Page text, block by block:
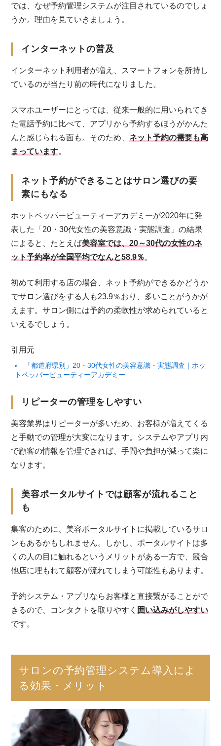
では、なぜ予約管理システムが注目されているのでしょ
うか。理由を見ていきましょう。
インターネットの普及
インターネット利用者が増え、スマートフォンを所持し
ているのが当たり前の時代になりました。
スマホユーザーにとっては、従来一般的に用いられてき
た電話予約に比べて、アプリから予約するほうがかんた
んと感じられる面も。そのため、ネット予約の需要も高
まっています。
ネット予約ができることはサロン選びの要
素にもなる
ホットペッパービューティーアカデミーが2020年に発
表した「20・30代女性の美容意識・実態調査」の結果
によると、たとえば美容室では、20～30代の女性のネ
ット予約率が全国平均でなんと58.9％ 。
初めて利用する店の場合、ネット予約ができるかどうか
でサロン選びをする人も23.9％おり、多いことがうかが
えます。サロン側には予約の柔軟性が求められていると
いえるでしょう。
引用元
「都道府県別」20・30代女性の美容意識・実態調査｜ホッ
トペッパービューティーアカデミー
リピーターの管理をしやすい
美容業界はリピーターが多いため、お客様が増えてくる
と手動での管理が大変になります。システムやアプリ内
で顧客の情報を管理できれば、手間や負担が減って楽に
なります。
美容ポータルサイトでは顧客が流れること
も
集客のために、美容ポータルサイトに掲載しているサロ
ンもあるかもしれません。しかし、ポータルサイトは多
くの人の目に触れるというメリットがある一方で、競合
他店に埋もれて顧客が流れてしまう可能性もあります。
予約システム・アプリならお客様と直接繋がることがで
きるので、コンタクトを取りやすく 囲い込みがしやすい
です。
サロンの予約管理システム導入によ
る効果・メリット